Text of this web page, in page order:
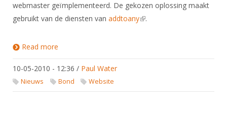
webmaster geïmplementeerd. De gekozen oplossing maakt
gebruikt van de diensten van addtoany(link is external)
.
Read more
10-05-2010 - 12:36 / Paul Water
Nieuws Bond Website